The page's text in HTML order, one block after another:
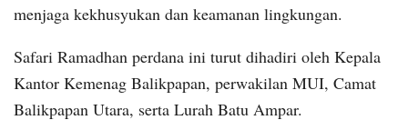
menjaga kekhusyukan dan keamanan lingkungan.
Safari Ramadhan perdana ini turut dihadiri oleh Kepala
Kantor Kemenag Balikpapan, perwakilan MUI, Camat
Balikpapan Utara, serta Lurah Batu Ampar.